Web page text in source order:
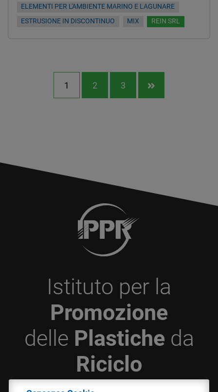
ELEMENTI PER L'AMBIENTE MARINO E LAGUNARE
ESTRUSIONE IN DISCONTINUO
MIX REIN SRL
1 2 3 
Istituto per la
Promozione
delle Plastiche da
Riciclo